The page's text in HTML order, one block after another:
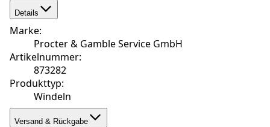
Details
Marke:
Procter & Gamble Service GmbH
Artikelnummer:
873282
Produkttyp:
Windeln
Versand & Rückgabe